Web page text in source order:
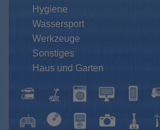
Hygiene
Wassersport
Werkzeuge
Sonstiges
Haus und Garten